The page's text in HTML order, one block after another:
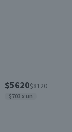
$5620$8120
$703 x un